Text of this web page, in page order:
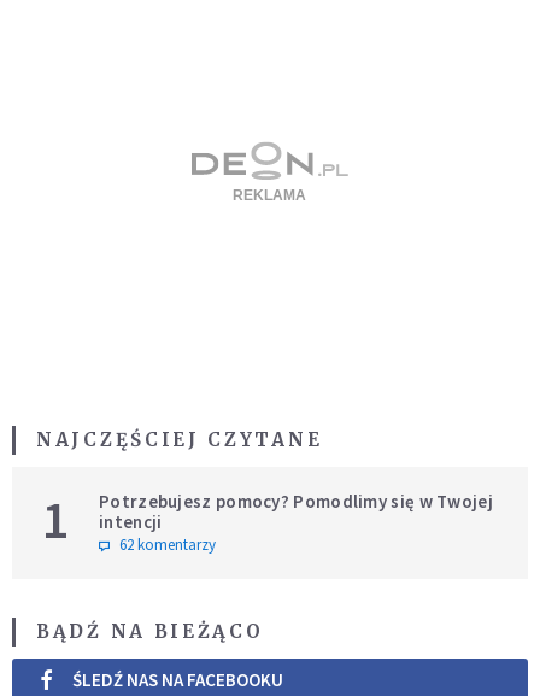
NAJCZĘŚCIEJ CZYTANE
1
Potrzebujesz pomocy? Pomodlimy się w Twojej
intencji
62 komentarzy
BĄDŹ NA BIEŻĄCO
ŚLEDŹ NAS NA FACEBOOKU